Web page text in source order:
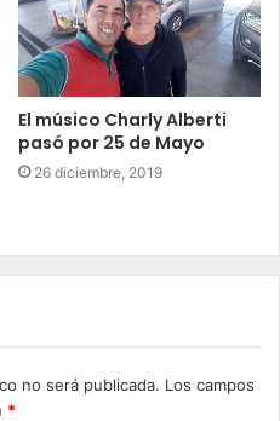
El músico Charly Alberti
pasó por 25 de Mayo
26 diciembre, 2019
no será publicada. Los campos
*